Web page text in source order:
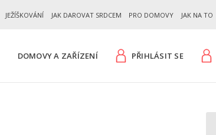
JEŽÍŠKOVÁNÍ JAK DAROVAT SRDCEM PRO DOMOVY JAK NA TO
DOMOVY A ZAŘÍZENÍ PŘIHLÁSIT SE